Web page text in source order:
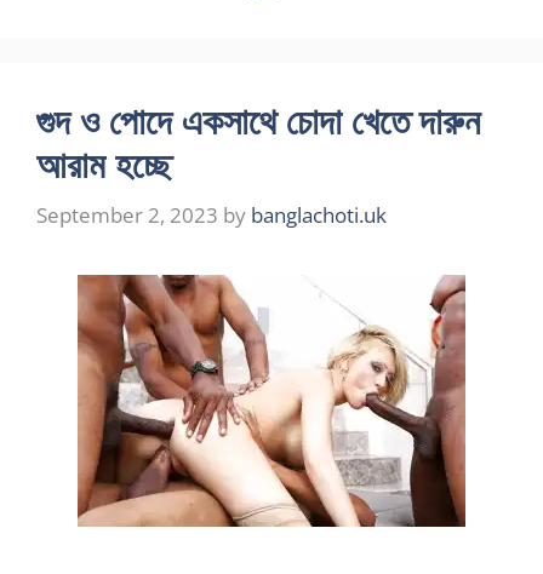
গুদ ও পোদে একসাথে চোদা খেতে দারুন
আরাম হচ্ছে
September 2, 2023 by banglachoti.uk